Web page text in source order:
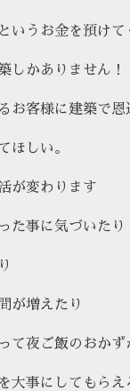
いうお金を預け
しかありません！
お客様に建築で恩
ほしい。
が変わります
た事に気づいたり
が増えたり
て夜ご飯のおか
大事にしてもらえ